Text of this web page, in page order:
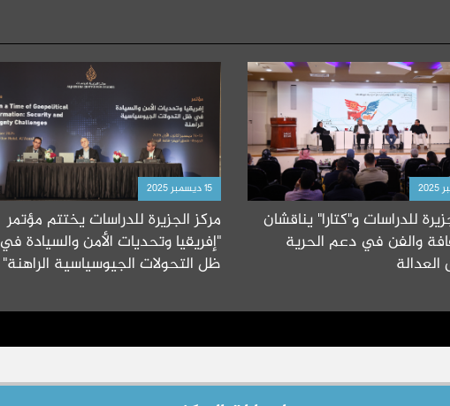
للدراسات و"كتارا" يناقشان
والفن في دعم الحرية
15 ديسمبر 2025
مركز الجزيرة للدراسات يختتم مؤتمر
"إفريقيا وتحديات الأمن والسيادة في
ظل التحولات الجيوسياسية الراهنة"